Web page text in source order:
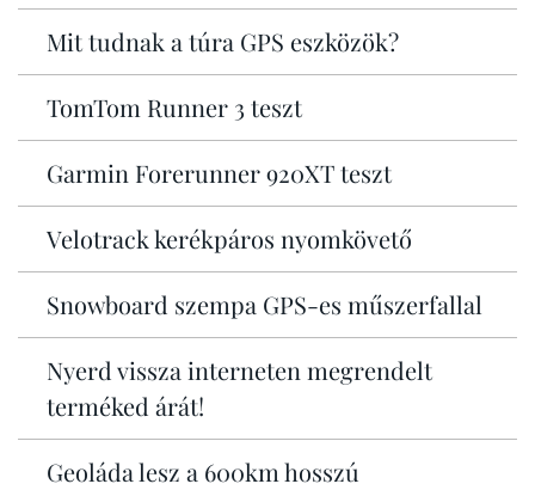
Mit tudnak a túra GPS eszközök?
TomTom Runner 3 teszt
Garmin Forerunner 920XT teszt
Velotrack kerékpáros nyomkövető
Snowboard szempa GPS-es műszerfallal
Nyerd vissza interneten megrendelt
terméked árát!
Geoláda lesz a 600km hosszú